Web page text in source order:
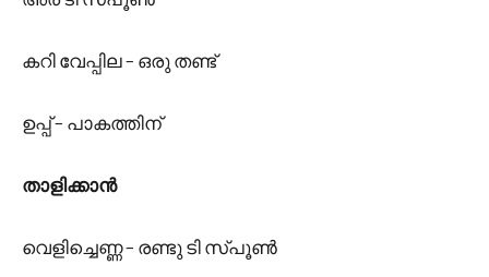
കറി വേപ്പില – ഒരു തണ്ട്
ഉപ്പ് – പാകത്തിന്
താളിക്കാന്‍
വെളിച്ചെണ്ണ – രണ്ടു ടി സ്പൂണ്‍